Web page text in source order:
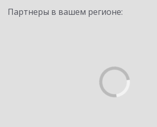
Партнеры в вашем регионе: